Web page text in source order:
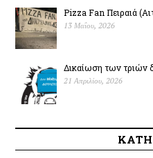
Pizza Fan Πειραιά
13 Μαΐου, 2026
Δικαίωση των τριών
21 Απριλίου, 2026